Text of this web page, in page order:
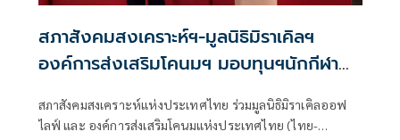
สภาสังคมสงเคราะห์ฯ-มูลนิธิมิราเคิลฯ
องค์การส่งเสริมโคนมฯ มอบทุนฯนักกีฬา
สภาสังคมสงเคราะห์แห่งประเทศไทย ร่วมมูลนิธิมิราเคิลออฟ
ไลฟ์ และ องค์การส่งเสริมโคนมแห่งประเทศไทย (ไทย-